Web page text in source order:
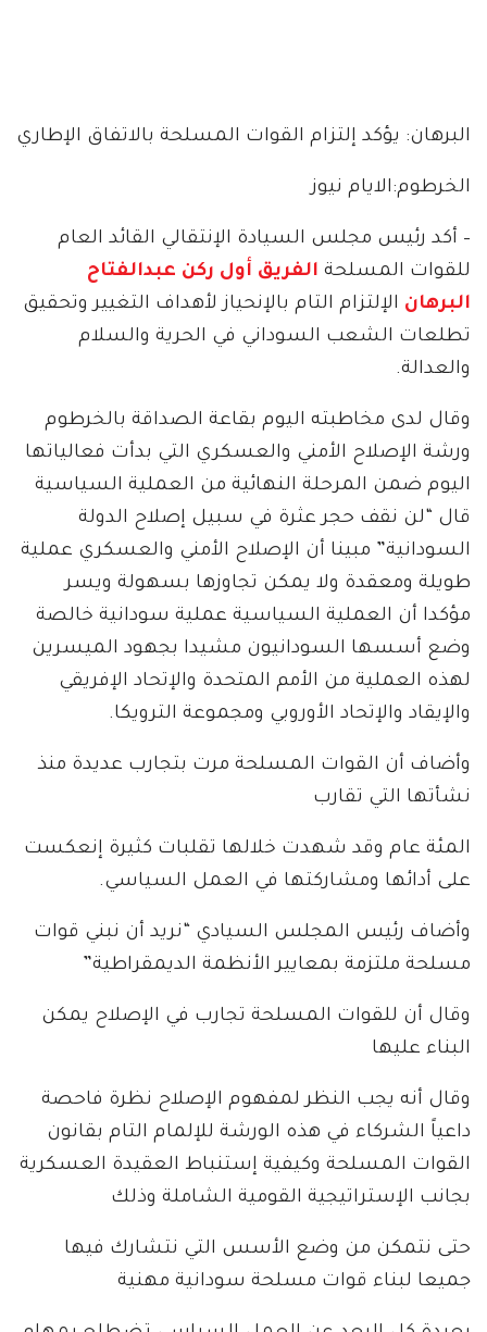
البرهان: يؤكد إلتزام القوات المسلحة بالاتفاق الإطاري
الخرطوم:الايام نيوز
– أكد رئيس مجلس السيادة الإنتقالي القائد العام
للقوات المسلحة الفريق أول ركن عبدالفتاح
البرهان الإلتزام التام بالإنحياز لأهداف التغيير وتحقيق
تطلعات الشعب السوداني في الحرية والسلام
والعدالة.
وقال لدى مخاطبته اليوم بقاعة الصداقة بالخرطوم
ورشة الإصلاح الأمني والعسكري التي بدأت فعالياتها
اليوم ضمن المرحلة النهائية من العملية السياسية
قال “لن نقف حجر عثرة في سبيل إصلاح الدولة
السودانية” مبينا أن الإصلاح الأمني والعسكري عملية
طويلة ومعقدة ولا يمكن تجاوزها بسهولة ويسر
مؤكدا أن العملية السياسية عملية سودانية خالصة
وضع أسسها السودانيون مشيدا بجهود الميسرين
لهذه العملية من الأمم المتحدة والإتحاد الإفريقي
والإيقاد والإتحاد الأوروبي ومجموعة الترويكا.
وأضاف أن القوات المسلحة مرت بتجارب عديدة منذ
نشأتها التي تقارب
المئة عام وقد شهدت خلالها تقلبات كثيرة إنعكست
على أدائها ومشاركتها في العمل السياسي.
وأضاف رئيس المجلس السيادي “نريد أن نبني قوات
مسلحة ملتزمة بمعايير الأنظمة الديمقراطية”
وقال أن للقوات المسلحة تجارب في الإصلاح يمكن
البناء عليها
وقال أنه يجب النظر لمفهوم الإصلاح نظرة فاحصة
داعياً الشركاء في هذه الورشة للإلمام التام بقانون
القوات المسلحة وكيفية إستنباط العقيدة العسكرية
بجانب الإستراتيجية القومية الشاملة وذلك
حتى نتمكن من وضع الأسس التي نتشارك فيها
جميعا لبناء قوات مسلحة سودانية مهنية